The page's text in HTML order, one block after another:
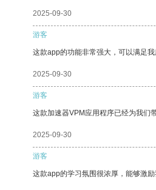
2025-09-30
游客
这款app的功能非常强大，可以满足
2025-09-30
游客
这款加速器VPM应用程序已经为我们
2025-09-30
游客
这款app的学习氛围很浓厚，能够激